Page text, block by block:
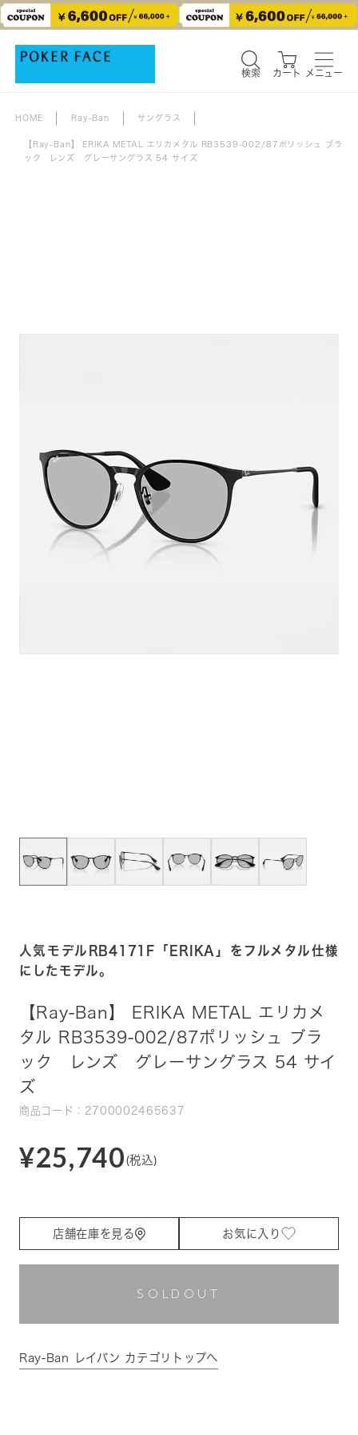
検索 カート メニュー
HOME Ray-Ban サングラス
【Ray-Ban】 ERIKA METAL エリカメタル RB3539-002/87ポリッシュ ブラ
ック レンズ グレーサングラス 54 サイズ
人気モデルRB4171F「ERIKA」をフルメタル仕様
にしたモデル。
【Ray-Ban】 ERIKA METAL エリカメ
タル RB3539-002/87ポリッシュ ブラ
ック レンズ グレーサングラス 54 サイ
ズ
商品コード：2700002465637
¥25,740 (税込)
店舗在庫を見る お気に入り
SOLDOUT
Ray-Ban レイバン カテゴリトップへ